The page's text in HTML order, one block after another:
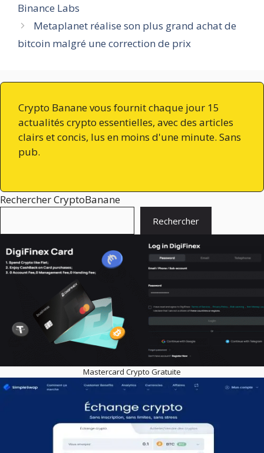
Binance Labs
Metaplanet réalise son plus grand achat de
bitcoin malgré une correction de prix
Crypto Banane vous fournit chaque jour 15
actualités crypto essentielles, avec des articles
clairs et concis, lus en moins d'une minute. Sans
pub.
Rechercher CryptoBanane
Rechercher
Mastercard Crypto Gratuite